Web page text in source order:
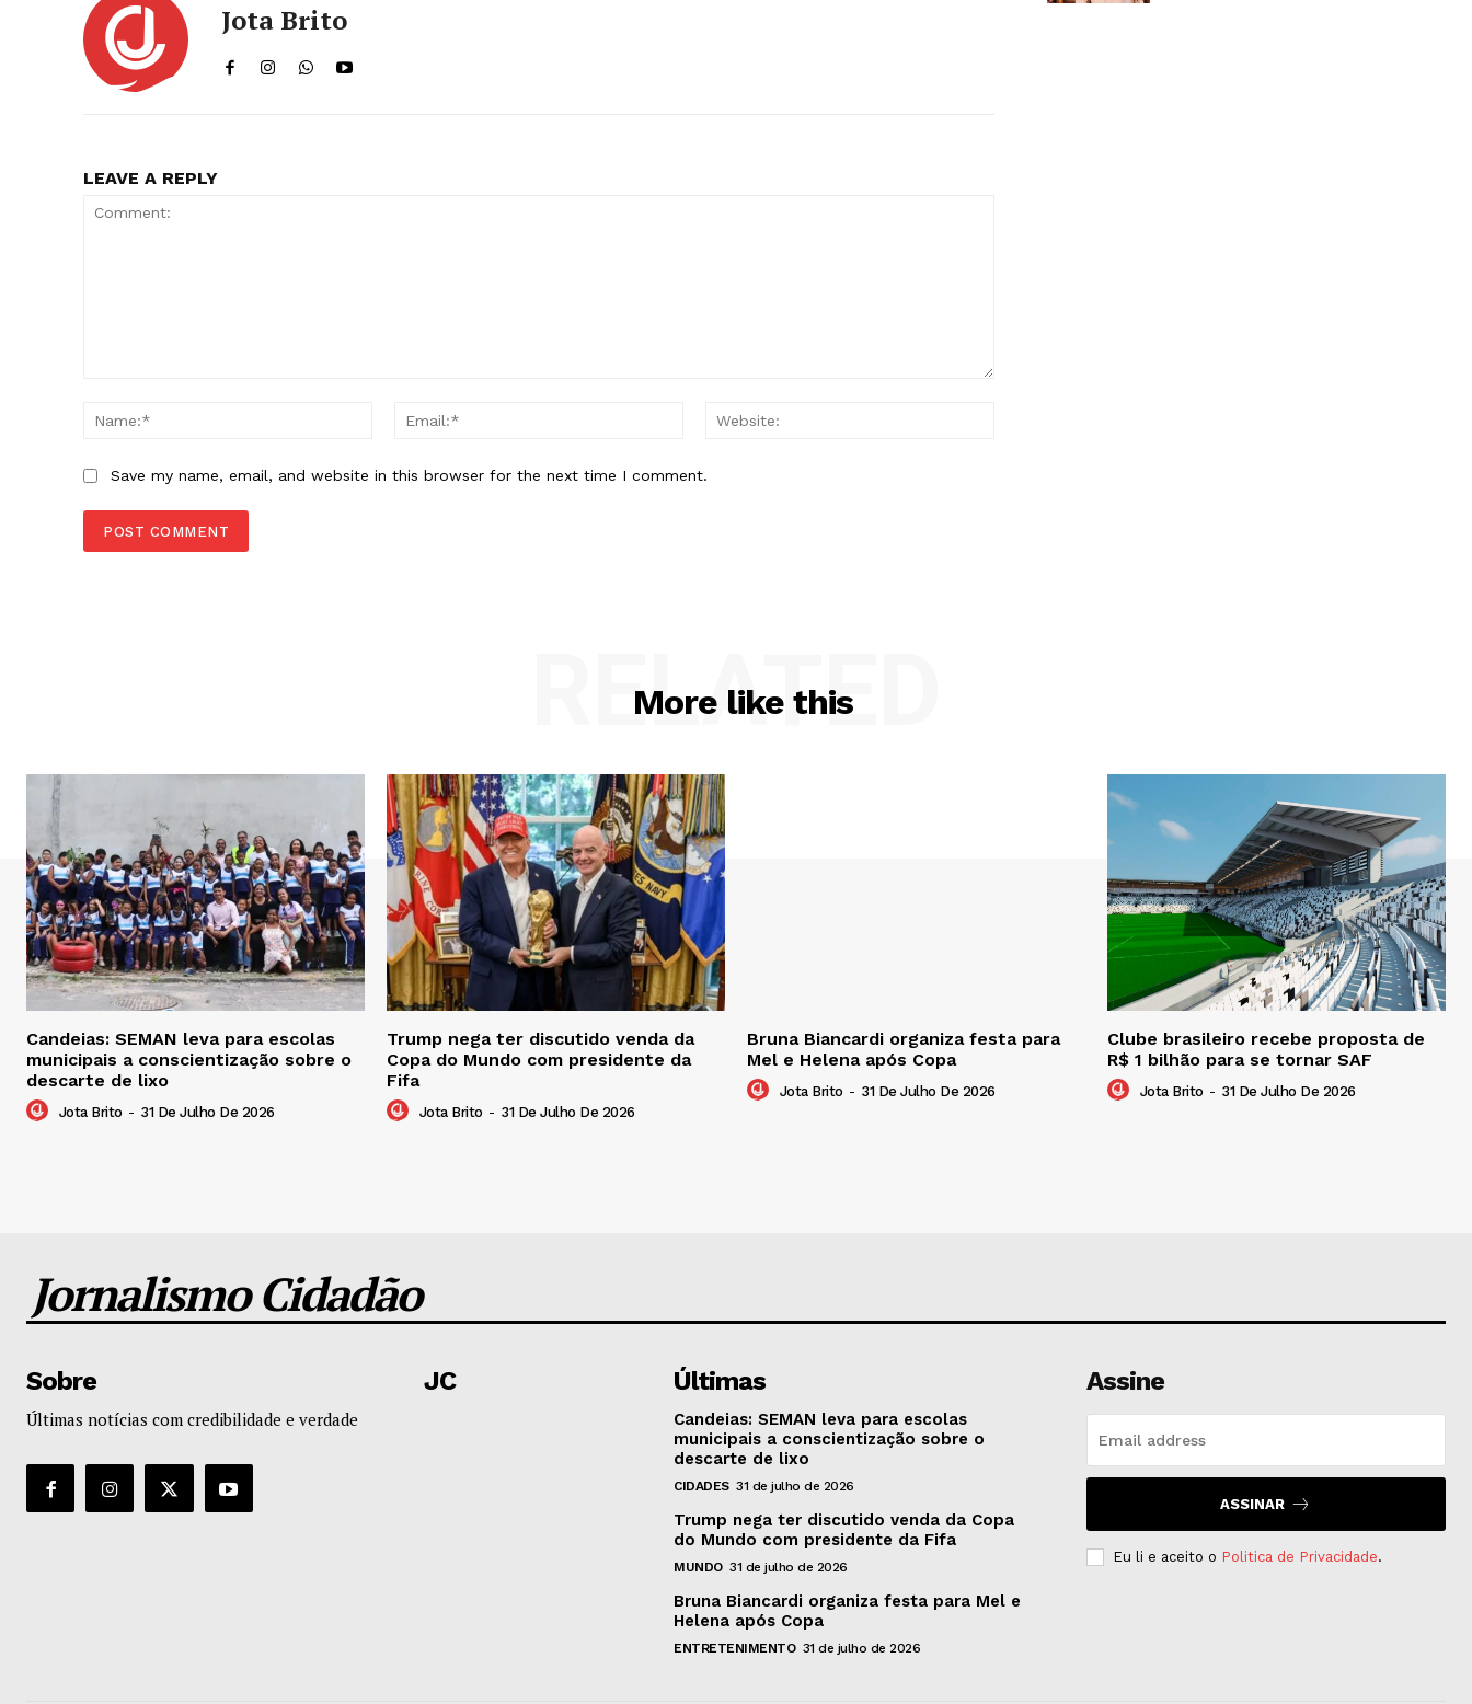
Jota Brito
LEAVE A REPLY
Name:*
Email:*
Save my name, email, and website in this browser for the next time I comment.
More like this
RELATED
Candeias: SEMAN leva para escolas
municipais a conscientização sobre o
descarte de lixo
Jota Brito - 31 De Julho De 2026
Trump nega ter discutido venda da
Copa do Mundo com presidente da
Fifa
Jota Brito - 31 De Julho De 2026
Bruna Biancardi organiza festa para
Mel e Helena após Copa
Jota Brito - 31 De Julho De 2026
Clube brasileiro recebe proposta de
R$ 1 bilhão para se tornar SAF
Jota Brito - 31 De Julho De 2026
Jornalismo Cidadão
Sobre
Últimas notícias com credibilidade e verdade
JC Últimas
Candeias: SEMAN leva para escolas
municipais a conscientização sobre o
descarte de lixo
CIDADES 31 de julho de 2026
Trump nega ter discutido venda da Copa
do Mundo com presidente da Fifa
MUNDO 31 de julho de 2026
Bruna Biancardi organiza festa para Mel e
Helena após Copa
ENTRETENIMENTO 31 de julho de 2026
Assine
ASSINAR
Eu li e aceito o Politica de Privacidade.